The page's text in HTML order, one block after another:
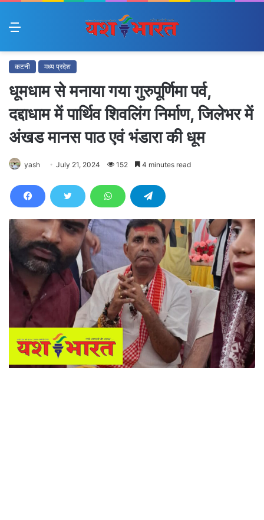
Menu
कटनी मध्य प्रदेश
धूमधाम से मनाया गया गुरुपूर्णिमा पर्व,
दद्दाधाम में पार्थिव शिवलिंग निर्माण, जिलेभर में
अंखड मानस पाठ एवं भंडारा की धूम
yash July 21, 2024 152 4 minutes read